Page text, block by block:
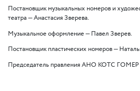
Постановщик музыкальных номеров и
театра — Анастасия Зверева.
Музыкальное оформление — Павел Зверев.
Постановщик пластических номеров —
Председатель правления АНО КОТС ГОМЕР